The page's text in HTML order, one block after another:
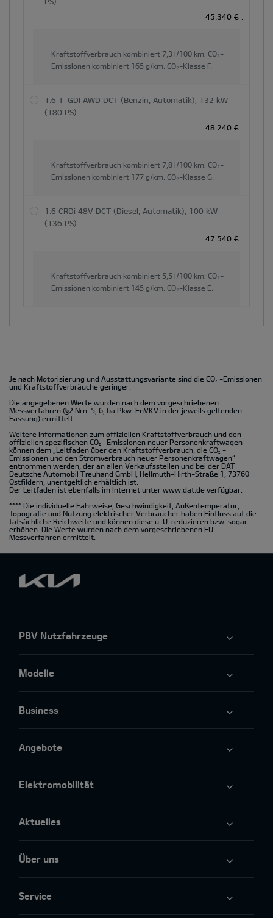
45.340 €
Kraftstoffverbrauch kombiniert 7,3 l/100 km; CO₂-
Emissionen kombiniert 165 g/km. CO₂-Klasse F.
1.6 T-GDI AWD DCT (Benzin, Automatik); 132 kW
(180 PS)
48.240 €
Kraftstoffverbrauch kombiniert 7,8 l/100 km; CO₂-
Emissionen kombiniert 177 g/km. CO₂-Klasse G.
1.6 CRDi 48V DCT (Diesel, Automatik); 100 kW
(136 PS)
47.540 €
Kraftstoffverbrauch kombiniert 5,5 l/100 km; CO₂-
Emissionen kombiniert 145 g/km. CO₂-Klasse E.
Je nach Motorisierung und Ausstattungsvariante sind die CO2
-Emissionen
und Kraftstoffverbräuche geringer.
Die angegebenen Werte wurden nach dem vorgeschriebenen
Messverfahren (§2 Nrn. 5, 6, 6a Pkw-EnVKV in der jeweils geltenden
Fassung) ermittelt.
Weitere Informationen zum offiziellen Kraftstoffverbrauch und den
offiziellen spezifischen CO2
-Emissionen neuer Personenkraftwagen
können dem „Leitfaden über den Kraftstoffverbrauch, die CO2
-
Emissionen und den Stromverbrauch neuer Personenkraftwagen“
entnommen werden, der an allen Verkaufsstellen und bei der DAT
Deutsche Automobil Treuhand GmbH, Hellmuth-Hirth-Straße 1, 73760
Ostfildern, unentgeltlich erhältlich ist.
Der Leitfaden ist ebenfalls im Internet unter www.dat.de verfügbar.
**** Die individuelle Fahrweise, Geschwindigkeit, Außentemperatur,
Topografie und Nutzung elektrischer Verbraucher haben Einfluss auf die
tatsächliche Reichweite und können diese u. U. reduzieren bzw. sogar
erhöhen. Die Werte wurden nach dem vorgeschriebenen EU-
Messverfahren ermittelt.
PBV Nutzfahrzeuge
Modelle
Business
Angebote
Elektromobilität
Aktuelles
Über uns
Service